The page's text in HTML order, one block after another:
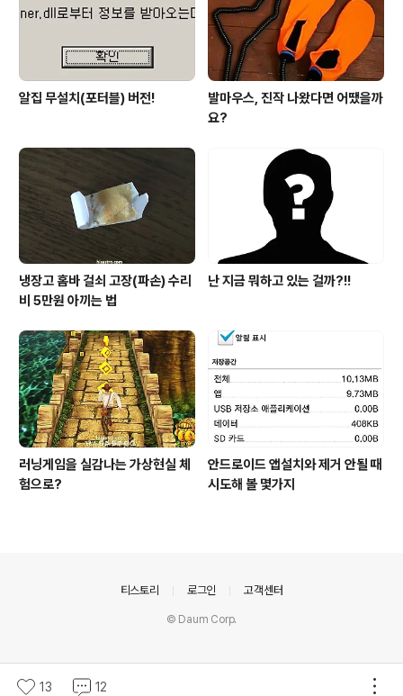
알집 무설치(포터블) 버전!
발마우스, 진작 나왔다면 어땠을까
요?
냉장고 홈바 걸쇠 고장(파손) 수리
비 5만원 아끼는 법
난 지금 뭐하고 있는 걸까?!!
러닝게임을 실감나는 가상현실 체
험으로?
안드로이드 앱설치와 제거 안될 때
시도해 볼 몇가지
13 12
티스토리 로그인 고객센터
© Daum Corp.